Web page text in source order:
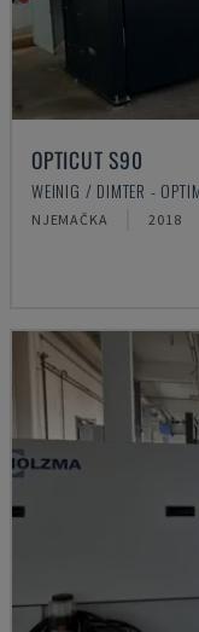
OPTICUT S90
WEINIG / DIMTER -
NJEMAČKA 2018